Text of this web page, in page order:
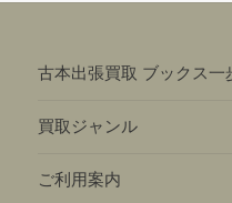
古本出張買取 ブックス一
買取ジャンル
ご利用案内